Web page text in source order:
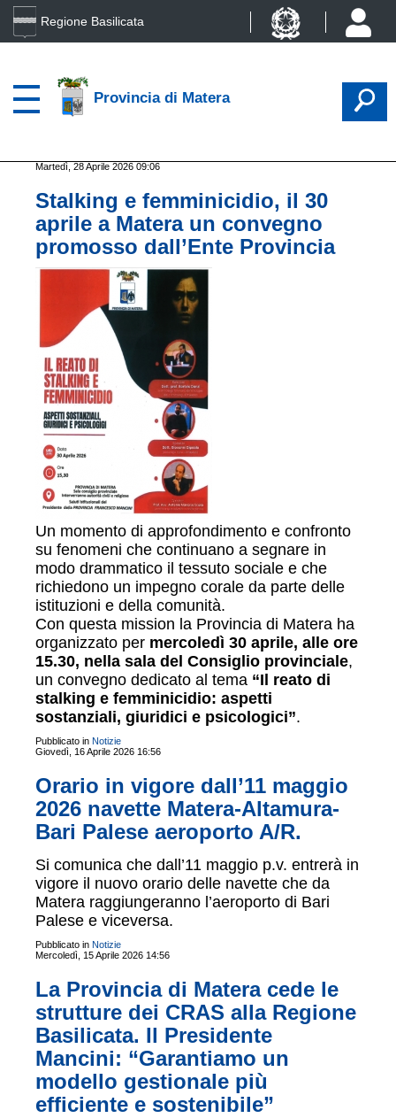
Regione Basilicata
Provincia di Matera
Martedì, 28 Aprile 2026 09:06
Stalking e femminicidio, il 30
aprile a Matera un convegno
promosso dall’Ente Provincia
Un momento di approfondimento e confronto
su fenomeni che continuano a segnare in
modo drammatico il tessuto sociale e che
richiedono un impegno corale da parte delle
istituzioni e della comunità.
Con questa mission la Provincia di Matera ha
organizzato per mercoledì 30 aprile, alle ore
15.30, nella sala del Consiglio provinciale,
un convegno dedicato al tema “Il reato di
stalking e femminicidio: aspetti
sostanziali, giuridici e psicologici”.
Pubblicato in Notizie
Giovedì, 16 Aprile 2026 16:56
Orario in vigore dall’11 maggio
2026 navette Matera-Altamura-
Bari Palese aeroporto A/R.
Si comunica che dall’11 maggio p.v. entrerà in
vigore il nuovo orario delle navette che da
Matera raggiungeranno l’aeroporto di Bari
Palese e viceversa.
Pubblicato in Notizie
Mercoledì, 15 Aprile 2026 14:56
La Provincia di Matera cede le
strutture dei CRAS alla Regione
Basilicata. Il Presidente
Mancini: “Garantiamo un
modello gestionale più
efficiente e sostenibile”